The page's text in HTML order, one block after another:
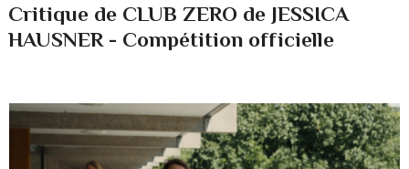
Critique de CLUB ZERO de JESSICA
HAUSNER - Compétition officielle